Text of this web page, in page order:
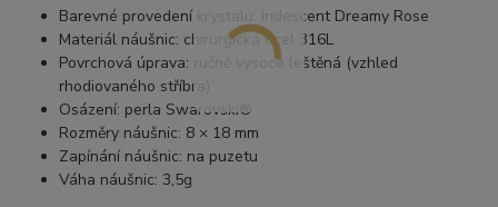
Barevné provedení krystalu: Iridescent Dreamy Rose
Materiál náušnic: chirurgická ocel 316L
Povrchová úprava: ručně vysoce leštěná (vzhled
rhodiovaného stříbra)
Osázení: perla Swarovski®
Rozměry náušnic: 8 × 18 mm
Zapínání náušnic: na puzetu
Váha náušnic: 3,5g